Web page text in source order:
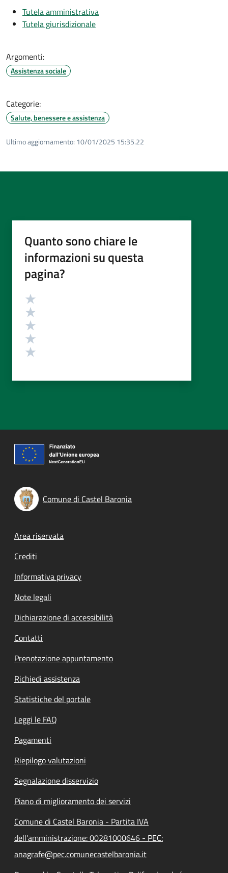
Tutela amministrativa
Tutela giurisdizionale
Argomenti:
Assistenza sociale
Categorie:
Salute, benessere e assistenza
Ultimo aggiornamento: 10/01/2025 15:35.22
Quanto sono chiare le
informazioni su questa
pagina?
Valutazione
Comune di Castel Baronia
Footer menu
Area riservata
Crediti
Informativa privacy
Note legali
Dichiarazione di accessibilità
Contatti
Prenotazione appuntamento
Richiedi assistenza
Statistiche del portale
Leggi le FAQ
Pagamenti
Riepilogo valutazioni
Segnalazione disservizio
Piano di miglioramento dei servizi
Comune di Castel Baronia - Partita IVA
dell'amministrazione: 00281000646 - PEC:
anagrafe@pec.comunecastelbaronia.it